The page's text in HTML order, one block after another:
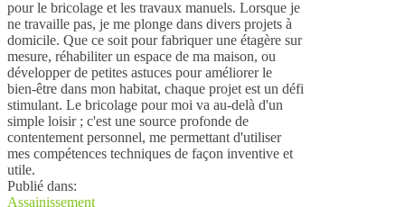
pour le bricolage et les travaux manuels. Lorsque je
ne travaille pas, je me plonge dans divers projets à
domicile. Que ce soit pour fabriquer une étagère sur
mesure, réhabiliter un espace de ma maison, ou
développer de petites astuces pour améliorer le
bien-être dans mon habitat, chaque projet est un défi
stimulant. Le bricolage pour moi va au-delà d'un
simple loisir ; c'est une source profonde de
contentement personnel, me permettant d'utiliser
mes compétences techniques de façon inventive et
utile.
Publié dans:
Assainissement